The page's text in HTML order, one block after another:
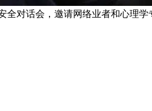
对话会，邀请网络业者和心理